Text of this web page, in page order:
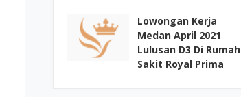
Lowongan Kerja
Medan April 2021
Lulusan D3 Di Rumah
Sakit Royal Prima